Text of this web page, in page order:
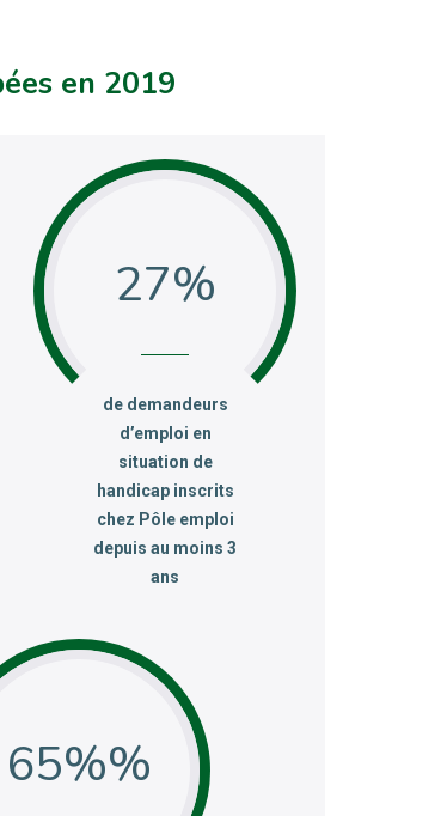
en 2019
27
:de demandeurs
d’emploi en
situation de
handicap inscrits
chez Pôle emploi
depuis au moins 3
ans
65%